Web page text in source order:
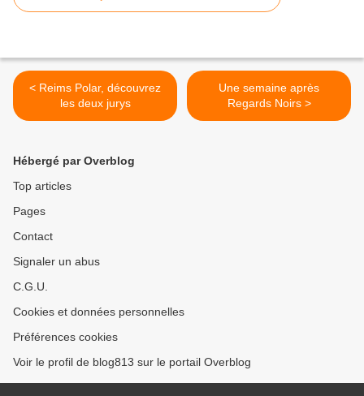
< Reims Polar, découvrez
les deux jurys
Une semaine après
Regards Noirs >
Hébergé par Overblog
Top articles
Pages
Contact
Signaler un abus
C.G.U.
Cookies et données personnelles
Préférences cookies
Voir le profil de blog813 sur le portail Overblog